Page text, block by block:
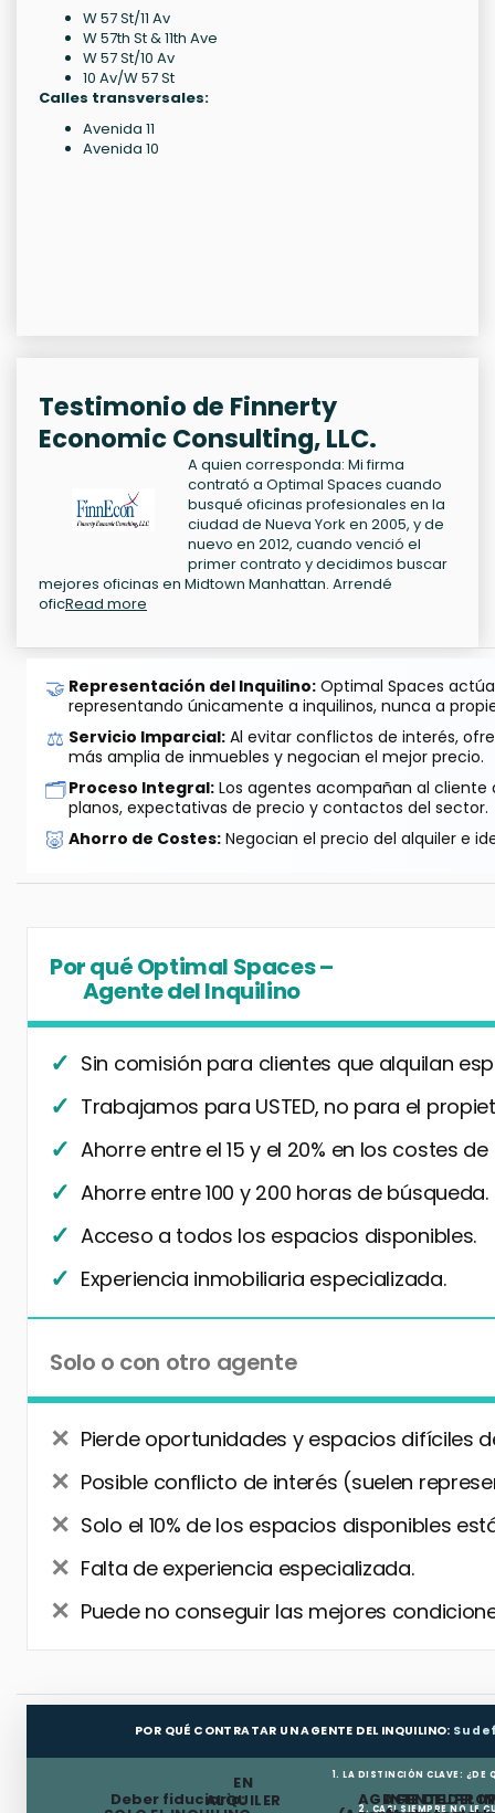
W 57 St/11 Av
W 57th St & 11th Ave
W 57 St/10 Av
10 Av/W 57 St
Calles transversales:
Avenida 11
Avenida 10
Testimonio de Finnerty
Economic Consulting, LLC.
A quien corresponda: Mi firma
contrató a Optimal Spaces cuando
busqué oficinas profesionales en la
ciudad de Nueva York en 2005, y de
nuevo en 2012, cuando venció el
primer contrato y decidimos buscar
mejores oficinas en Midtown Manhattan. Arrendé
oficRead more
🤝 Representación del Inquilino: Optimal Spaces
representando únicamente a inquilinos, nunca a
⚖️ Servicio Imparcial: Al evitar conflictos de interés,
más amplia de inmuebles y negocian el mejor precio.
🗂️Proceso Integral: Los agentes acompañan al
planos, expectativas de precio y contactos del sector.
🐷 Ahorro de Costes: Negocian el precio del alquiler e
Por qué Optimal Spaces –
Agente del Inquilino
Sin comisión para clientes que alquilan
Trabajamos para USTED, no para el
Ahorre entre el 15 y el 20% en los costes
Ahorre entre 100 y 200 horas de búsqueda.
Acceso a todos los espacios disponibles.
Experiencia inmobiliaria especializada.
Solo o con otro agente
Pierde oportunidades y espacios difíciles
Posible conflicto de interés (suelen
Solo el 10% de los espacios disponibles
Falta de experiencia especializada.
Puede no conseguir las mejores
POR QUÉ CONTRATAR UN AGENTE DEL INQUILINO: Su
1. LA DISTINCIÓN CLAVE: ¿DE
AGENTE DEL
EN
ALQUILER
AGENTE DEL
Deber fiduciario: 2. CASI SIEMPRE NO LE